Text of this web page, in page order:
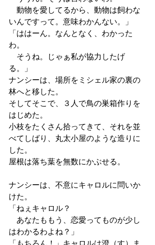
動物を愛してるから、動物は飼わな
いんですって。意味わかんない。」
「ははーん。なんとなく、わかった
わ。
そうね。じゃぁ私が協力したげ
る。」
ナンシーは、場所をミシェル家の裏の
林へと移した。
そしてそこで、３人で鳥の巣箱作りを
はじめた。
小枝をたくさん拾ってきて、それを並
べてしばり、丸太小屋のような造りに
した。
屋根は落ち葉を無数にかぶせる。
ナンシーは、不意にキャロルに問いか
けた。
「ねぇキャロル？
あなたももう、恋愛ってものが少し
はわかるわよね？」
「もちろん！」キャロルは澄（す）ま